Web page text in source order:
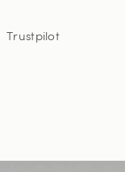
Trustpilot